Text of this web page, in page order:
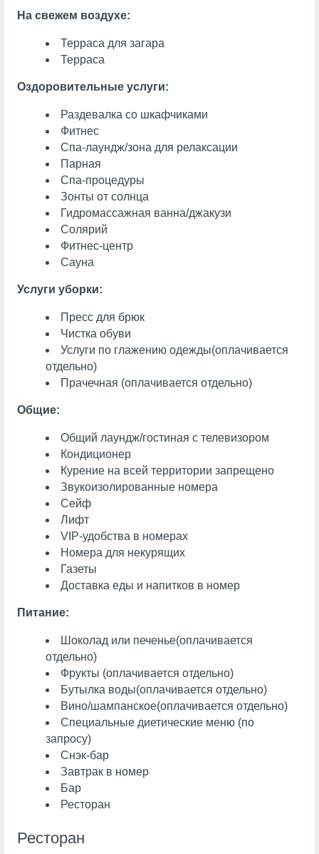
На свежем воздухе:
Терраса для загара
Терраса
Оздоровительные услуги:
Раздевалка со шкафчиками
Фитнес
Спа-лаундж/зона для релаксации
Парная
Спа-процедуры
Зонты от солнца
Гидромассажная ванна/джакузи
Солярий
Фитнес-центр
Сауна
Услуги уборки:
Пресс для брюк
Чистка обуви
Услуги по глажению одежды(оплачивается
отдельно)
Прачечная (оплачивается отдельно)
Общие:
Общий лаундж/гостиная с телевизором
Кондиционер
Курение на всей территории запрещено
Звукоизолированные номера
Сейф
Лифт
VIP-удобства в номерах
Номера для некурящих
Газеты
Доставка еды и напитков в номер
Питание:
Шоколад или печенье(оплачивается
отдельно)
Фрукты (оплачивается отдельно)
Бутылка воды(оплачивается отдельно)
Вино/шампанское(оплачивается отдельно)
Специальные диетические меню (по
запросу)
Снэк-бар
Завтрак в номер
Бар
Ресторан
Ресторан